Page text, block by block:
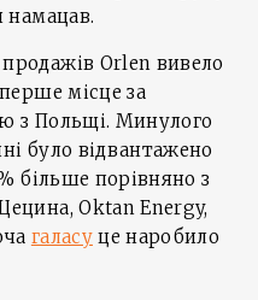
намацав.
Orlen вивело
місце за
з Польщі. Минулого
було відвантажено
більше порівняно з
Oktan Energy,
галасуце наробило